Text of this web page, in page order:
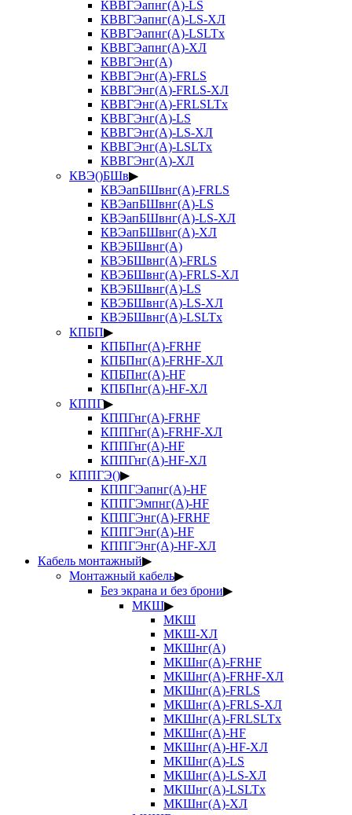
КВВГЭапнг(А)-LS
КВВГЭапнг(А)-LS-ХЛ
КВВГЭапнг(А)-LSLTx
КВВГЭапнг(А)-ХЛ
КВВГЭнг(А)
КВВГЭнг(А)-FRLS
КВВГЭнг(А)-FRLS-ХЛ
КВВГЭнг(А)-FRLSLTx
КВВГЭнг(А)-LS
КВВГЭнг(А)-LS-ХЛ
КВВГЭнг(А)-LSLTx
КВВГЭнг(А)-ХЛ
КВЭ()БШв▶
КВЭапБШвнг(А)-FRLS
КВЭапБШвнг(А)-LS
КВЭапБШвнг(А)-LS-ХЛ
КВЭапБШвнг(А)-ХЛ
КВЭБШвнг(А)
КВЭБШвнг(А)-FRLS
КВЭБШвнг(А)-FRLS-ХЛ
КВЭБШвнг(А)-LS
КВЭБШвнг(А)-LS-ХЛ
КВЭБШвнг(А)-LSLTx
КПБП▶
КПБПнг(А)-FRHF
КПБПнг(А)-FRHF-ХЛ
КПБПнг(А)-HF
КПБПнг(А)-HF-ХЛ
КППГ▶
КППГнг(А)-FRHF
КППГнг(А)-FRHF-ХЛ
КППГнг(А)-HF
КППГнг(А)-HF-ХЛ
КППГЭ()▶
КППГЭапнг(А)-HF
КППГЭмпнг(А)-HF
КППГЭнг(А)-FRHF
КППГЭнг(А)-HF
КППГЭнг(А)-HF-ХЛ
Кабель монтажный▶
Монтажный кабель▶
Без экрана и без брони▶
МКШ▶
МКШ
МКШ-ХЛ
МКШнг(А)
МКШнг(А)-FRHF
МКШнг(А)-FRHF-ХЛ
МКШнг(А)-FRLS
МКШнг(А)-FRLS-ХЛ
МКШнг(А)-FRLSLTx
МКШнг(А)-HF
МКШнг(А)-HF-ХЛ
МКШнг(А)-LS
МКШнг(А)-LS-ХЛ
МКШнг(А)-LSLTx
МКШнг(А)-ХЛ